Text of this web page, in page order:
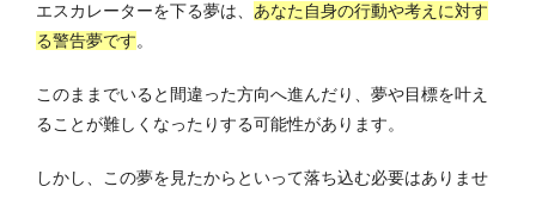
エスカレーターを下る夢は、 あなた自身の行動や考えに対す
る警告夢です。
このままでいると間違った方向へ進んだり、夢や目標を叶え
ることが難しくなったりする可能性があります。
しかし、この夢を見たからといって落ち込む必要はありませ